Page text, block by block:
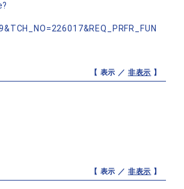
【 表示 ／ 非表示 】
【 表示 ／ 非表示 】